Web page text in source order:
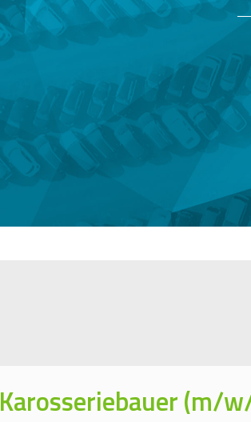
Karosseriebauer (m/